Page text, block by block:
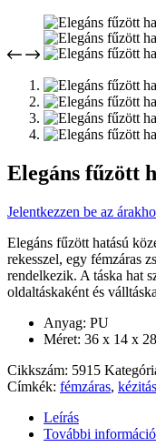
Elegáns fűzött
Jelentkezzen be az
Elegáns fűzött hatású
rekesszel, egy fémzáras
rendelkezik. A táska hat
oldaltáskaként és
Anyag: PU
Méret: 36 x 14 x
Cikkszám: 5915
Címkék: fémzáras,
Leírás
További